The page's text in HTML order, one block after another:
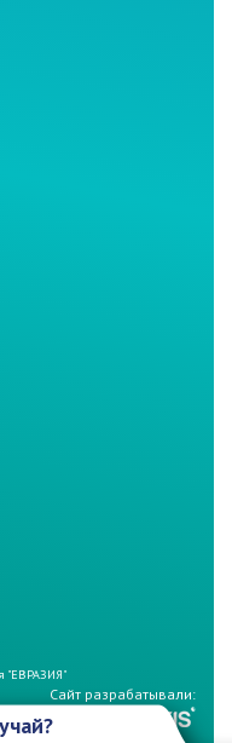
"ЕВРАЗИЯ"
Сайт разрабатывали: